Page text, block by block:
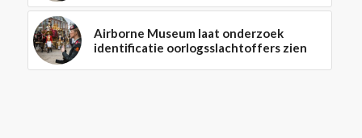
Airborne Museum laat onderzoek
identificatie oorlogsslachtoffers zien